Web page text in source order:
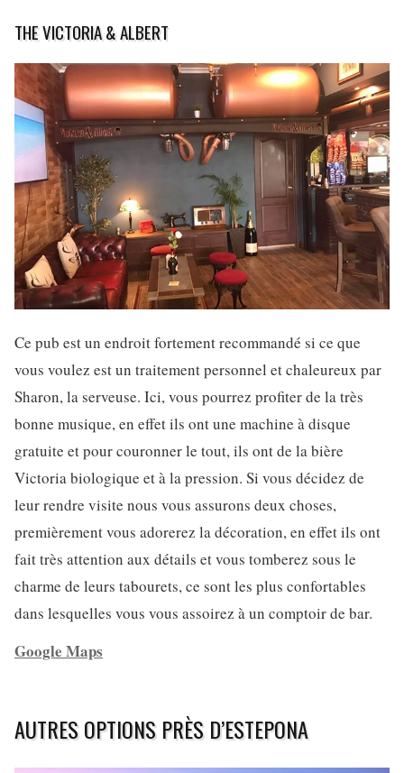
THE VICTORIA & ALBERT
Ce pub est un endroit fortement recommandé si ce que
vous voulez est un traitement personnel et chaleureux par
Sharon, la serveuse. Ici, vous pourrez profiter de la très
bonne musique, en effet ils ont une machine à disque
gratuite et pour couronner le tout, ils ont de la bière
Victoria biologique et à la pression. Si vous décidez de
leur rendre visite nous vous assurons deux choses,
premièrement vous adorerez la décoration, en effet ils ont
fait très attention aux détails et vous tomberez sous le
charme de leurs tabourets, ce sont les plus confortables
dans lesquelles vous vous assoirez à un comptoir de bar.
Google Maps
AUTRES OPTIONS PRÈS D’ESTEPONA